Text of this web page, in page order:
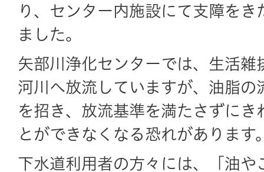
り、センター内施設にて支障をき
ました。
矢部川 浄化センターでは、 生活雑
河川 へ放流 していますが、 油脂の
を招 き、 放流基準を満たさずにき
とができなくなる 恐れがあります
下水道利用者の方々 には、「 油や